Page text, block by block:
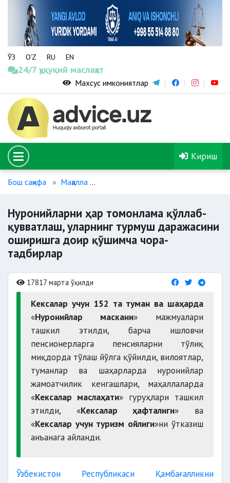
ЎЗ O‘Z RU EN
24/7 ҳуқуқий маслаҳат
Махсус имкониятлар
Кириш
Бош саҳифа Маҳалла
Нуронийларни ҳар томонлама қўллаб-
қувватлаш, уларнинг турмуш даражасини
оширишга доир қўшимча чора-
тадбирлар
17817 марта ўқилди
Кексалар учун 152 та туман ва шаҳарда
«Нуронийлар маскани» мажмуалари
ташкил этилди, барча ишловчи
пенсионерларга пенсияларни тўлиқ
миқдорда тўлаш йўлга қўйилди, вилоятлар,
туманлар ва шаҳарларда нуронийлар
жамоатчилик кенгашлари, маҳаллаларда
«Кексалар маслаҳати» гуруҳлари ташкил
этилди, «Кексалар ҳафталиги» ва
«Кексалар учун туризм ойлиги»ни ўтказиш
анъанага айланди.
Ўзбекистон Республикаси Қамбағалликни